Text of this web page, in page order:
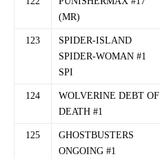
(MR)
123
SPIDER-ISLAND
SPIDER-WOMAN #1
SPI
124
WOLVERINE DEBT OF
DEATH #1
125
GHOSTBUSTERS
ONGOING #1